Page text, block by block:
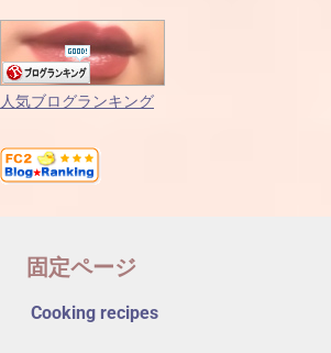
人気ブログランキング
固定ページ
Cooking recipes